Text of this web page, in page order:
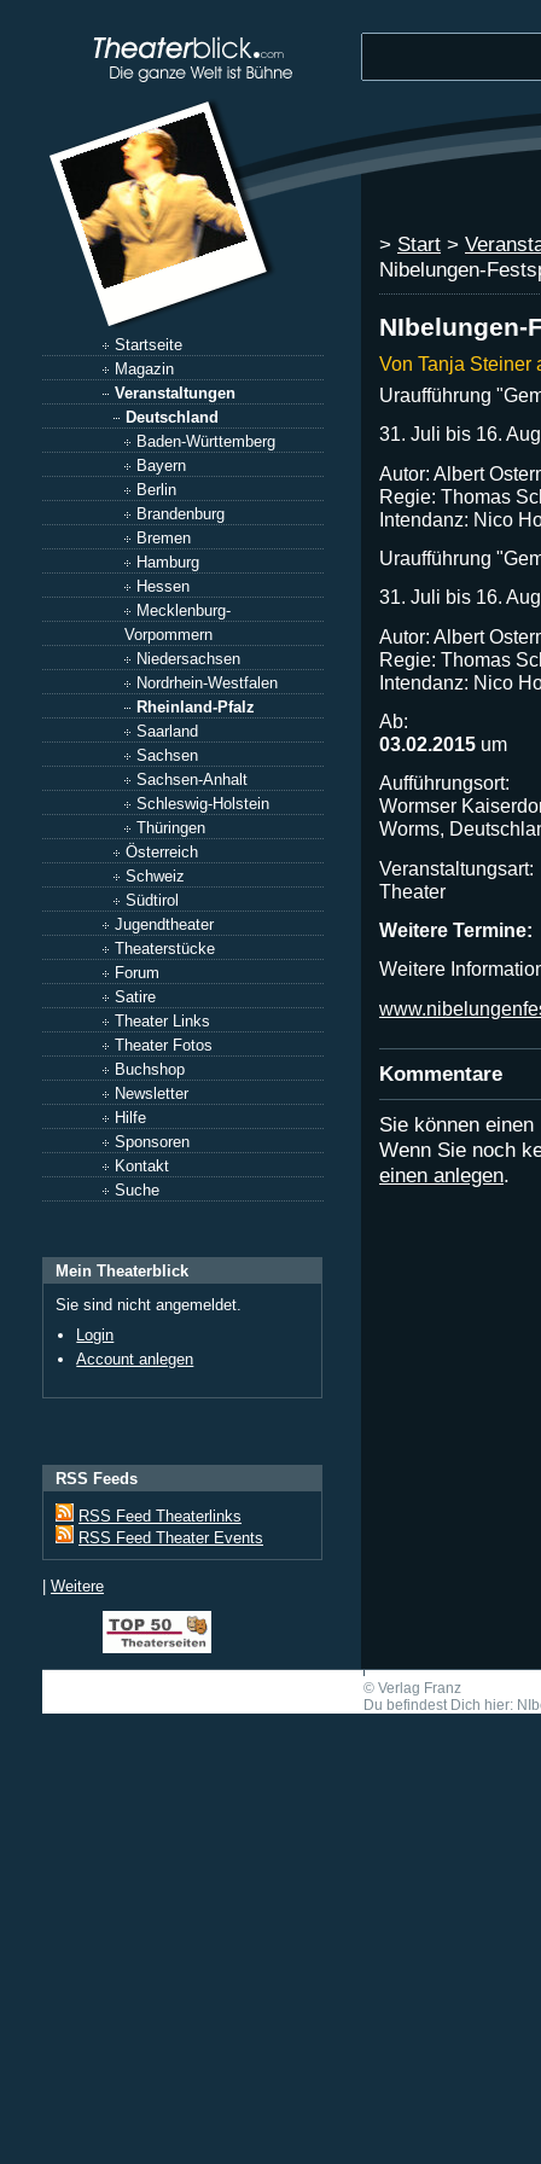
Startseite
Magazin
Veranstaltungen
Deutschland
Baden-Württemberg
Bayern
Berlin
Brandenburg
Bremen
Hamburg
Hessen
Mecklenburg-
Vorpommern
Niedersachsen
Nordrhein-Westfalen
Rheinland-Pfalz
Saarland
Sachsen
Sachsen-Anhalt
Schleswig-Holstein
Thüringen
Österreich
Schweiz
Südtirol
Jugendtheater
Theaterstücke
Forum
Satire
Theater Links
Theater Fotos
Buchshop
Newsletter
Hilfe
Sponsoren
Kontakt
Suche
Mein Theaterblick
Sie sind nicht angemeldet.
Login
Account anlegen
RSS Feeds
RSS Feed Theaterlinks
RSS Feed Theater Events
| Weitere
> Start >
Nibelungen-
NIbelungen-
Von Tanja Steiner
Uraufführung
31. Juli bis 16.
Autor: Albert
Regie: Thomas
Intendanz: Nico
Uraufführung
31. Juli bis 16.
Autor: Albert
Regie: Thomas
Intendanz: Nico
Ab:
03.02.2015 um
Aufführungsort:
Wormser
Worms,
Veranstaltungsart:
Theater
Weitere Termine:
Weitere
Kommentare
Sie können
Wenn Sie noch
einen anlegen.
© Verlag Franz
Du befindest Dich hier: